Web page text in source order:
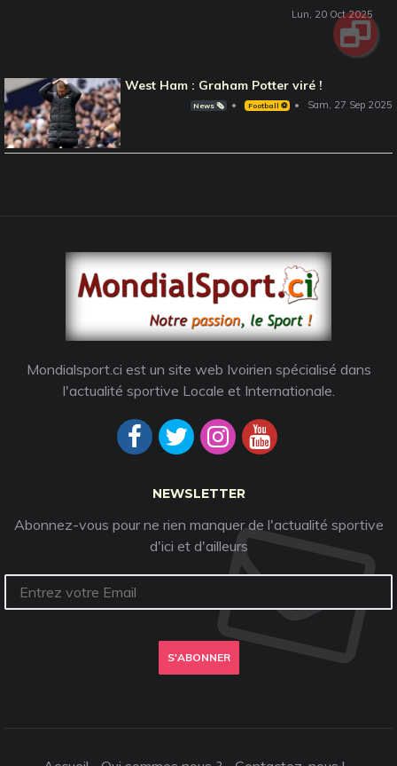
Lun, 20 Oct 2025
West Ham : Graham Potter viré !
News 🗞️ Football ⚽️ Sam, 27 Sep 2025
Mondialsport.ci est un site web Ivoirien spécialisé dans
l'actualité sportive Locale et Internationale.
NEWSLETTER
Abonnez-vous pour ne rien manquer de l'actualité sportive
d'ici et d'ailleurs
S'ABONNER